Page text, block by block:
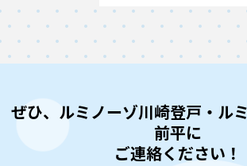
ぜひ、ルミノーゾ川崎登戸・ル
前平に
ご連絡ください！